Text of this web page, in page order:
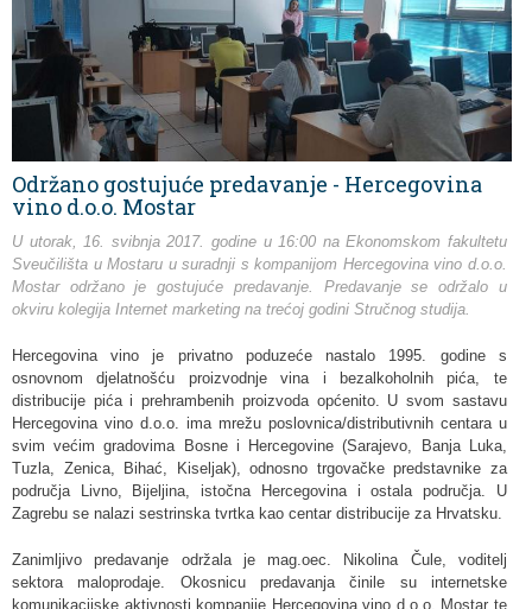
Održano gostujuće predavanje - Hercegovina
vino d.o.o. Mostar
U utorak, 16. svibnja 2017. godine u 16:00 na Ekonomskom fakultetu
Sveučilišta u Mostaru u suradnji s kompanijom Hercegovina vino d.o.o.
Mostar održano je gostujuće predavanje. Predavanje se održalo u
okviru kolegija Internet marketing na trećoj godini Stručnog studija.
Hercegovina vino je privatno poduzeće nastalo 1995. godine s
osnovnom djelatnošću proizvodnje vina i bezalkoholnih pića, te
distribucije pića i prehrambenih proizvoda općenito. U svom sastavu
Hercegovina vino d.o.o. ima mrežu poslovnica/distributivnih centara u
svim većim gradovima Bosne i Hercegovine (Sarajevo, Banja Luka,
Tuzla, Zenica, Bihać, Kiseljak), odnosno trgovačke predstavnike za
područja Livno, Bijeljina, istočna Hercegovina i ostala područja. U
Zagrebu se nalazi sestrinska tvrtka kao centar distribucije za Hrvatsku.
Zanimljivo predavanje održala je mag.oec. Nikolina Čule, voditelj
sektora maloprodaje. Okosnicu predavanja činile su internetske
komunikacijske aktivnosti kompanije Hercegovina vino d.o.o. Mostar te